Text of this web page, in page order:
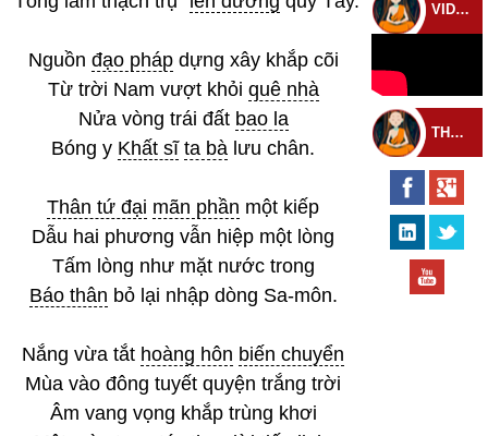
Nguồn đạo phápdựng xây khắp cõi
Từ trời Nam vượt khỏi quê nhà
Nửa vòng trái đất bao la
Bóng y Khất sĩ ta bà lưu chân.
Thân tứ đại mãn phần một kiếp
Dẫu hai phương vẫn hiệp một lòng
Tấm lòng như mặt nước trong
Báo thân bỏ lại nhập dòng Sa-môn.
Nắng vừa tắt hoàng hôn biến chuyển
Mùa vào đông tuyết quyện trắng trời
Âm vang vọng khắp trùng khơi
VIDEO CHÙA
THEO DÕI THIỀN TỰ